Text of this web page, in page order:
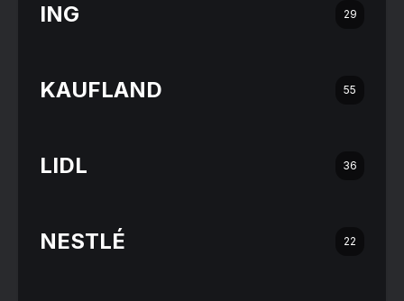
ING 29
KAUFLAND 55
LIDL 36
NESTLÉ 22